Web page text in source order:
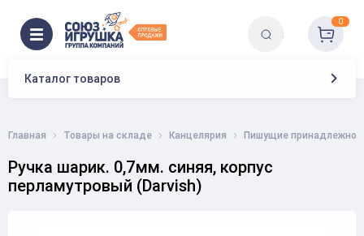
Каталог товаров
0
Главная Товары на складе Канцелярия Пишущие
Ручка шарик. 0,7мм. синяя, корпус
перламутровый (Darvish)